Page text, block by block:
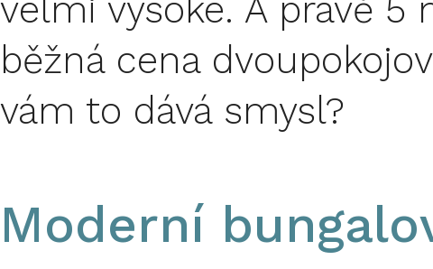
velmi vysoké. A právě 5
běžná cena
vám to dává smysl?
Moderní